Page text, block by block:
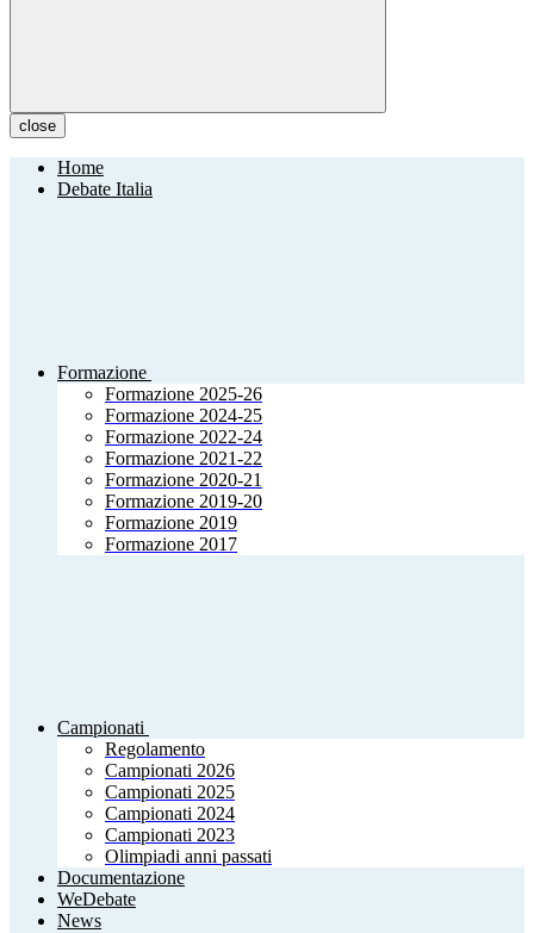
close
Home
Debate Italia
Formazione
Formazione 2025-26
Formazione 2024-25
Formazione 2022-24
Formazione 2021-22
Formazione 2020-21
Formazione 2019-20
Formazione 2019
Formazione 2017
Campionati
Regolamento
Campionati 2026
Campionati 2025
Campionati 2024
Campionati 2023
Olimpiadi anni passati
Documentazione
WeDebate
News